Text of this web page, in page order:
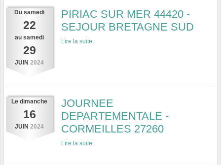
Du samedi
22
au samedi
29
JUIN 2024
PIRIAC SUR MER 44420 -
SEJOUR BRETAGNE SUD
Lire la suite
Le dimanche
16
JUIN 2024
JOURNEE
DEPARTEMENTALE -
CORMEILLES 27260
Lire la suite